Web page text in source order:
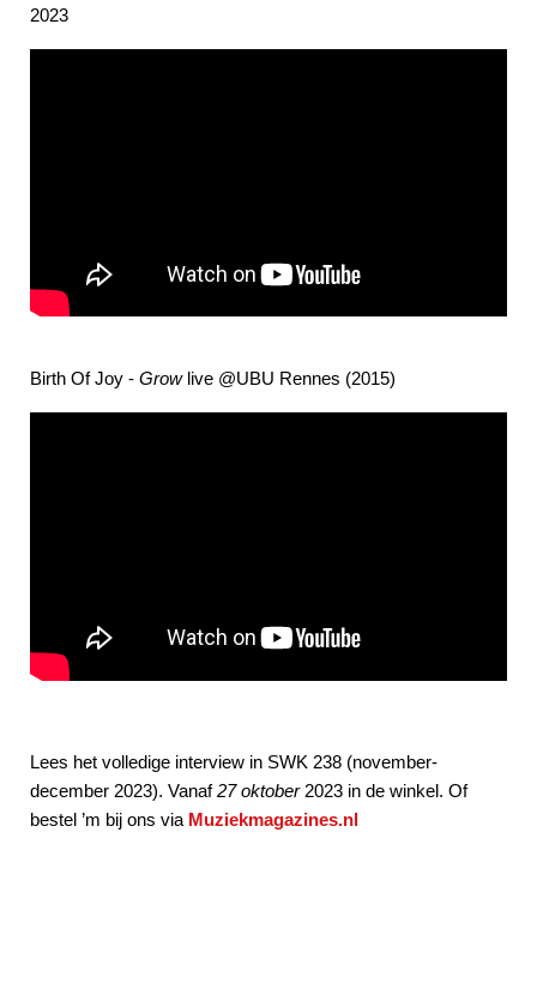
2023
Birth Of Joy - Growlive @UBU Rennes (2015)
Lees het volledige interview in SWK 238 (november-
december 2023). Vanaf27 oktober2023 in de winkel. Of
bestel ’m bij ons via Muziekmagazines.nl